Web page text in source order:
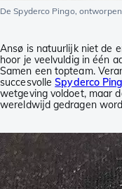
De Spyderco Pingo,
Ansø is natuurlijk niet de
hoor je veelvuldig in één
Samen een topteam.
succesvolleSpyderco
wetgeving voldoet, maar
wereldwijd gedragen